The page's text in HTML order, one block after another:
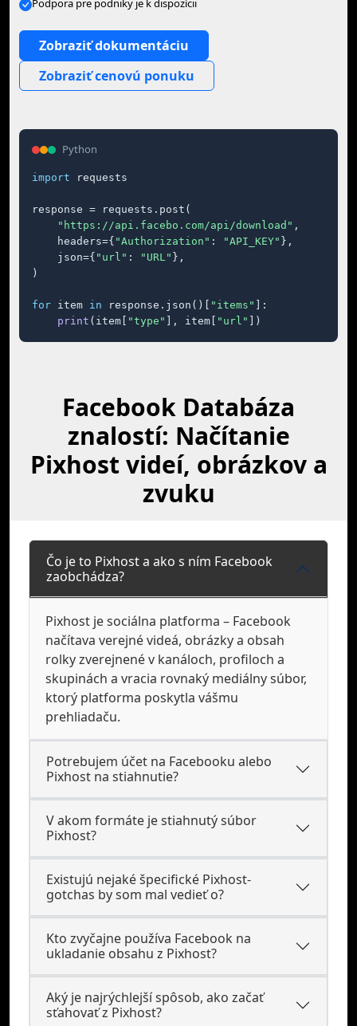
Podpora pre podniky je k dispozícii
Zobraziť dokumentáciu
Zobraziť cenovú ponuku
Python
import requests
response = requests.post(
"https://api.facebo.com/api/download" ,
    headers={
"Authorization" : "API_KEY" },
    json={
"url" : "URL" },
)
for item in response.json()[ "items"
]:
print (item[ "type" ], item[ "url" ])
Facebook Databáza
znalostí: Načítanie
Pixhost videí, obrázkov a
zvuku
Čo je to Pixhost a ako s ním Facebook
zaobchádza?
Pixhost je sociálna platforma – Facebook
načítava verejné videá, obrázky a obsah
rolky zverejnené v kanáloch, profiloch a
skupinách a vracia rovnaký mediálny súbor,
ktorý platforma poskytla vášmu
prehliadaču.
Potrebujem účet na Facebooku alebo
Pixhost na stiahnutie?
V akom formáte je stiahnutý súbor
Pixhost?
Existujú nejaké špecifické Pixhost-
gotchas by som mal vedieť o?
Kto zvyčajne používa Facebook na
ukladanie obsahu z Pixhost?
Aký je najrýchlejší spôsob, ako začať
sťahovať z Pixhost?